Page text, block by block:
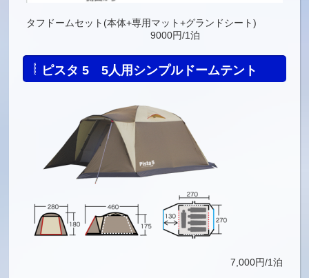
タフドームセット(本体+専用マット+グランドシート)
9000円/1泊
ピスタ 5 5人用シンプルドームテント
7,000円/1泊